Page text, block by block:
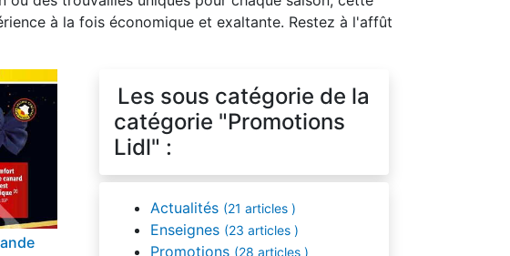
à la fois économique et exaltante. Restez à l'affût
Les sous catégorie de la
catégorie "Promotions
Lidl" :
Actualités (21 articles )
Enseignes (23 articles )
Promotions (28 articles )